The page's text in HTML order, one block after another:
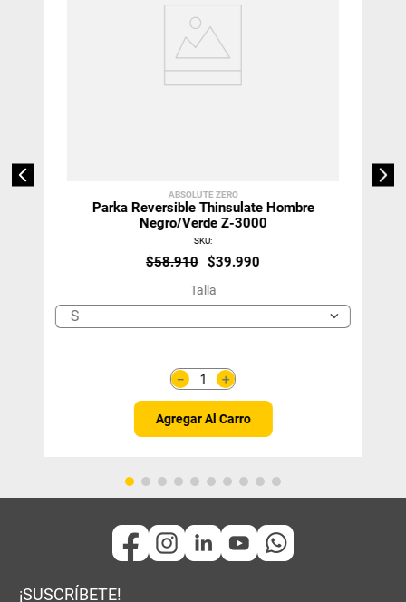
ABSOLUTE ZERO
Parka Reversible Thinsulate Hombre
Negro/verde Z-3000
SKU:
$58.910 $39.990
Talla
S
＋
－
Agregar Al Carro
¡SUSCRÍBETE!